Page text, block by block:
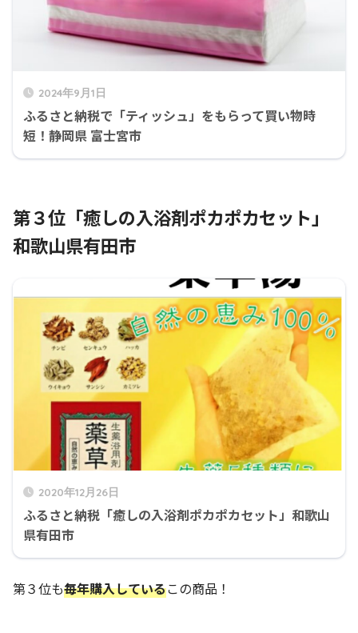
2024年9月1日
ふるさと納税で「ティッシュ」をもらって買い物時
短！静岡県 富士宮市
第３位「癒しの入浴剤ポカポカセット」
和歌山県有田市
2020年12月26日
ふるさと納税「癒しの入浴剤ポカポカセット」和歌山
県有田市
第３位も毎年購入しているこの商品！